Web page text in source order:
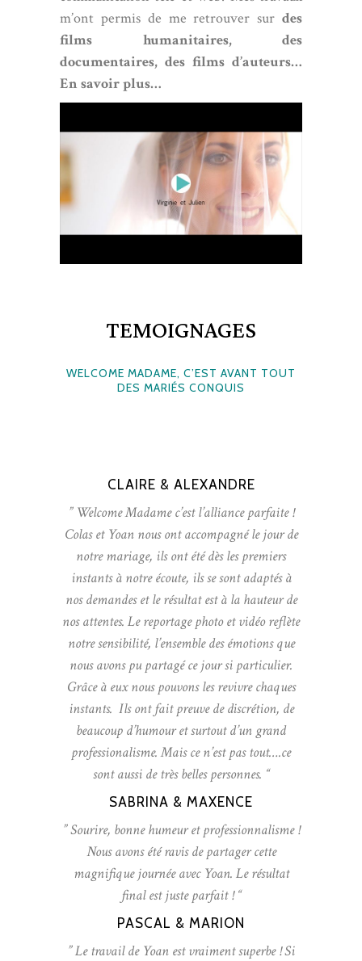
m’ont permis de me retrouver sur des
films humanitaires, des
documentaires, des films d’auteurs…
En savoir plus…
TEMOIGNAGES
WELCOME MADAME, C’EST AVANT TOUT
DES MARIÉS CONQUIS
CLAIRE & ALEXANDRE
” Welcome Madame c’est l’alliance parfaite !
Colas et Yoan nous ont accompagné le jour de
notre mariage, ils ont été dès les premiers
instants à notre écoute, ils se sont adaptés à
nos demandes et le résultat est à la hauteur de
nos attentes. Le reportage photo et vidéo reflète
notre sensibilité, l’ensemble des émotions que
nous avons pu partagé ce jour si particulier.
Grâce à eux nous pouvons les revivre chaques
instants. Ils ont fait preuve de discrétion, de
beaucoup d’humour et surtout d’un grand
professionalisme. Mais ce n’est pas tout….ce
sont aussi de très belles personnes. “
SABRINA & MAXENCE
” Sourire, bonne humeur et professionnalisme !
Nous avons été ravis de partager cette
magnifique journée avec Yoan. Le résultat
final est juste parfait ! “
PASCAL & MARION
” Le travail de Yoan est vraiment superbe ! Si